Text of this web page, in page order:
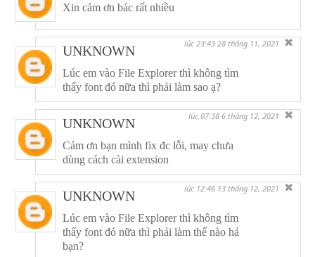
Xin cảm ơn bác rất nhiều
UNKNOWN lúc 23:43 28 tháng 11, 2021 ✖
Lúc em vào File Explorer thì không tìm
thấy font đó nữa thì phải làm sao ạ?
UNKNOWN lúc 07:38 6 tháng 12, 2021 ✖
Cảm ơn bạn mình fix đc lỗi, may chưa
dùng cách cài extension
UNKNOWN lúc 12:46 13 tháng 12, 2021 ✖
Lúc em vào File Explorer thì không tìm
thấy font đó nữa thì phải làm thế nào hả
bạn?